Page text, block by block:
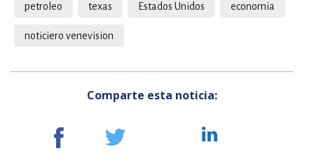
petroleo texas Estados Unidos economia
noticiero venevision
Comparte esta noticia: